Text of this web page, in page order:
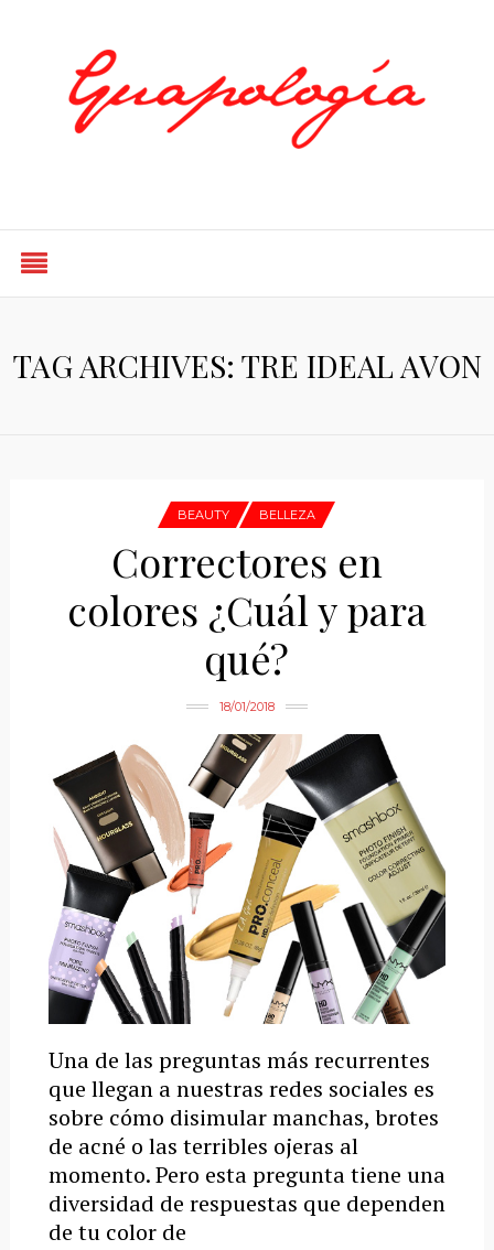
TAG ARCHIVES: TRE IDEAL AVON
BEAUTY BELLEZA
Correctores en
colores ¿Cuál y para
qué?
18/01/2018
Una de las preguntas más recurrentes
que llegan a nuestras redes sociales es
sobre cómo disimular manchas, brotes
de acné o las terribles ojeras al
momento. Pero esta pregunta tiene una
diversidad de respuestas que dependen
de tu color de